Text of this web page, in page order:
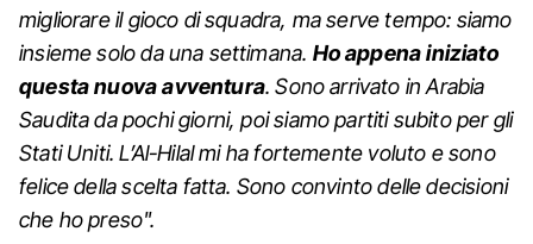
migliorare il gioco di squadra, ma serve tempo: siamo
insieme solo da una settimana. Ho appena iniziato
questa nuova avventura. Sono arrivato in Arabia
Saudita da pochi giorni, poi siamo partiti subito per gli
Stati Uniti. L’Al-Hilal mi ha fortemente voluto e sono
felice della scelta fatta. Sono convinto delle decisioni
che ho preso".